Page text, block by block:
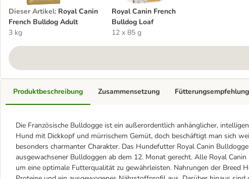
Dieser Artikel: Royal Canin
French Bulldog Adult
3 kg
Royal Canin French
Bulldog Loaf
12 x 85 g
Produktbeschreibung
Die Französische Bulldogge ist ein außerordentlich anhänglicher,
Hund mit Dickkopf und mürrischem Gemüt, doch beschäftigt man sich
besonders charmanter Charakter. Das Hundefutter Royal Canin
ausgewachsener Bulldoggen ab dem 12. Monat gerecht. Alle Royal
um eine optimale Futterqualität zu gewährleisten. Nahrungen der Breed
Zusammensetzung Fütterungsempfehlung